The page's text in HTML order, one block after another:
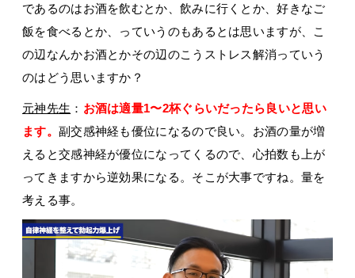
であるのはお酒を飲むとか、飲みに行くとか、好きなご
飯を食べるとか、っていうのもあるとは思いますが、こ
の辺なんかお酒とかその辺のこうストレス解消っていう
のはどう思いますか？
元神先生 ： お酒は適量1〜2杯ぐらいだったら良いと思い
ます。 副交感神経も優位になるので良い。お酒の量が増
えると交感神経が優位になってくるので、心拍数も上が
ってきますから逆効果になる。そこが大事ですね。量を
考える事。